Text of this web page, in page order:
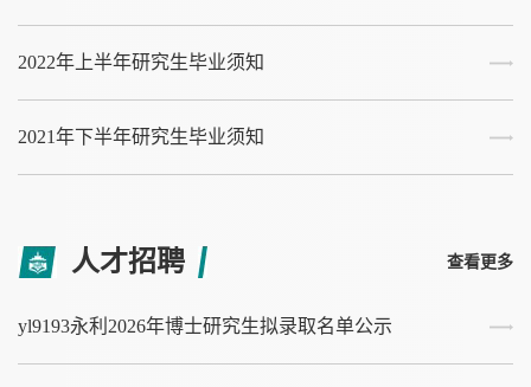
2022年上半年研究生毕业须知
2021年下半年研究生毕业须知
人才招聘 查看更多
yl9193永利2026年博士研究生拟录取名单公示